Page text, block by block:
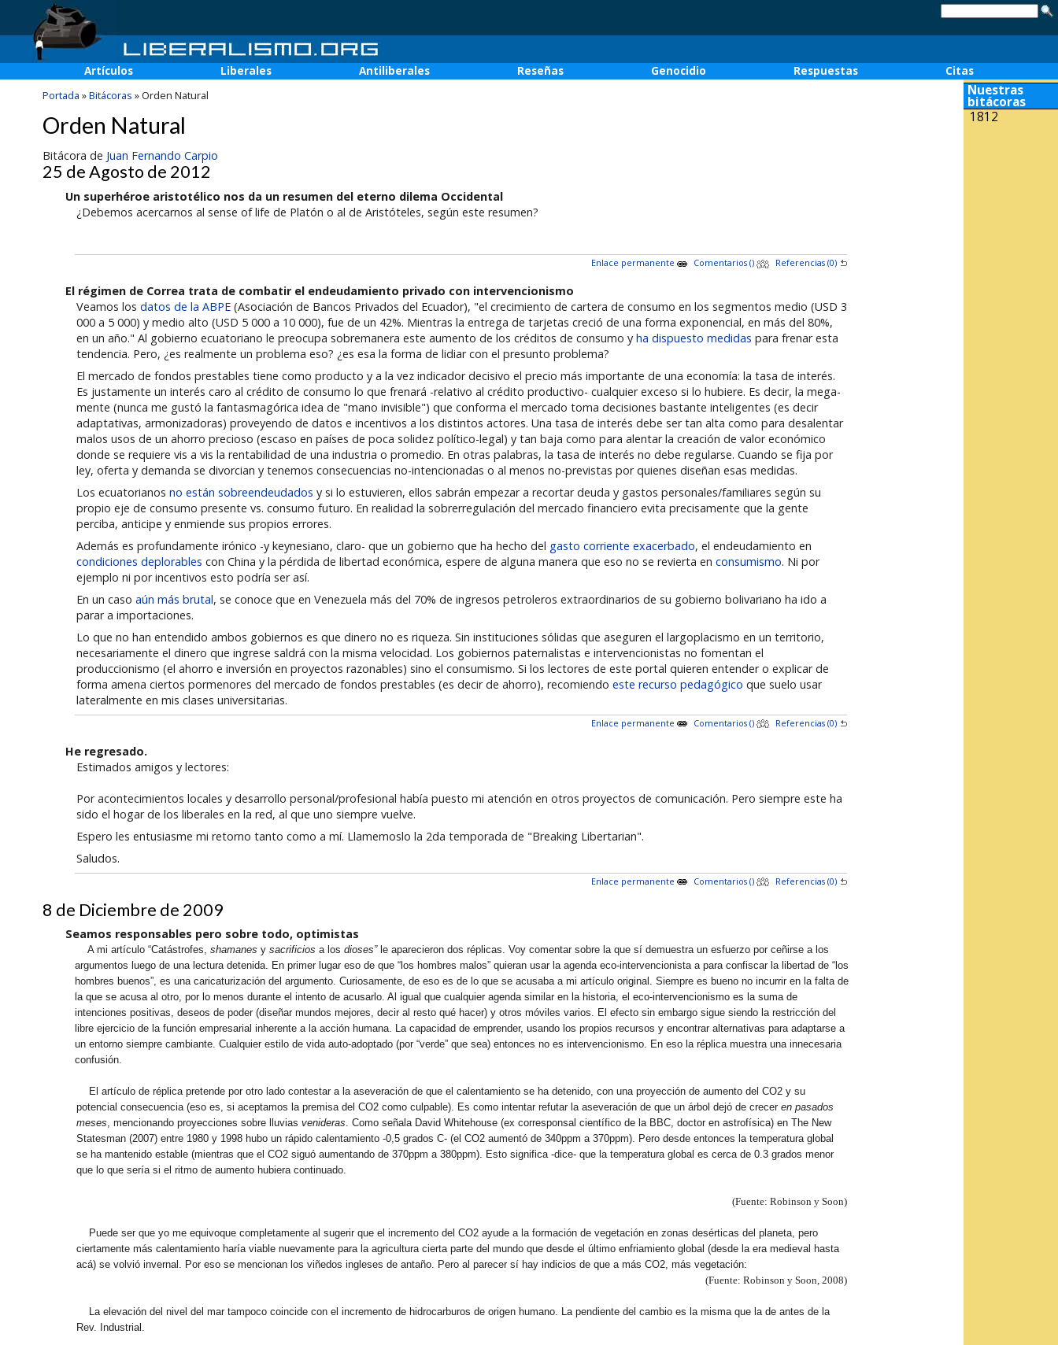
Artículos Liberales Antiliberales Reseñas Genocidio Respuestas
Citas
Portada »Bitácoras »Orden Natural
Orden Natural
Bitácora de Juan Fernando Carpio
25 de Agosto de 2012
Un superhéroe aristotélico nos da un resumen del eterno dilema Occidental
¿Debemos acercarnos al sense of life de Platón o al de Aristóteles, según este resumen?
Enlace permanente Comentarios () Referencias (0)
El régimen de Correa trata de combatir el endeudamiento privado con intervencionismo
Veamos los datos de la ABPE(Asociación de Bancos Privados del Ecuador), "el crecimiento de cartera de consumo en los segmentos medio (USD 3
000 a 5 000) y medio alto (USD 5 000 a 10 000), fue de un 42%. Mientras la entrega de tarjetas creció de una forma exponencial, en más del 80%,
en un año." Al gobierno ecuatoriano le preocupa sobremanera este aumento de los créditos de consumo y ha dispuesto medidas para frenar esta
tendencia. Pero, ¿es realmente un problema eso? ¿es esa la forma de lidiar con el presunto problema?
El mercado de fondos prestables tiene como producto y a la vez indicador decisivo el precio más importante de una economía: la tasa de interés.
Es justamente un interés caro al crédito de consumo lo que frenará -relativo al crédito productivo- cualquier exceso si lo hubiere. Es decir, la mega-
mente (nunca me gustó la fantasmagórica idea de "mano invisible") que conforma el mercado toma decisiones bastante inteligentes (es decir
adaptativas, armonizadoras) proveyendo de datos e incentivos a los distintos actores. Una tasa de interés debe ser tan alta como para desalentar
malos usos de un ahorro precioso (escaso en países de poca solidez político-legal) y tan baja como para alentar la creación de valor económico
donde se requiere vis a vis la rentabilidad de una industria o promedio. En otras palabras, la tasa de interés no debe regularse. Cuando se fija por
ley, oferta y demanda se divorcian y tenemos consecuencias no-intencionadas o al menos no-previstas por quienes diseñan esas medidas.
Los ecuatorianos no están sobreendeudados y si lo estuvieren, ellos sabrán empezar a recortar deuda y gastos personales/familiares según su
propio eje de consumo presente vs. consumo futuro. En realidad la sobrerregulación del mercado financiero evita precisamente que la gente
perciba, anticipe y enmiende sus propios errores.
Además es profundamente irónico -y keynesiano, claro- que un gobierno que ha hecho del gasto corriente exacerbado, el endeudamiento en
condiciones deplorables con China y la pérdida de libertad económica, espere de alguna manera que eso no se revierta en consumismo. Ni por
ejemplo ni por incentivos esto podría ser así.
En un caso aún más brutal, se conoce que en Venezuela más del 70% de ingresos petroleros extraordinarios de su gobierno bolivariano ha ido a
parar a importaciones.
Lo que no han entendido ambos gobiernos es que dinero no es riqueza. Sin instituciones sólidas que aseguren el largoplacismo en un territorio,
necesariamente el dinero que ingrese saldrá con la misma velocidad. Los gobiernos paternalistas e intervencionistas no fomentan el
produccionismo (el ahorro e inversión en proyectos razonables) sino el consumismo. Si los lectores de este portal quieren entender o explicar de
forma amena ciertos pormenores del mercado de fondos prestables (es decir de ahorro), recomiendo este recurso pedagógico que suelo usar
lateralmente en mis clases universitarias.
Enlace permanente Comentarios () Referencias (0)
He regresado.
Estimados amigos y lectores:
Por acontecimientos locales y desarrollo personal/profesional había puesto mi atención en otros proyectos de comunicación. Pero siempre este ha
sido el hogar de los liberales en la red, al que uno siempre vuelve.
Espero les entusiasme mi retorno tanto como a mí. Llamemoslo la 2da temporada de "Breaking Libertarian".
Saludos.
Enlace permanente Comentarios () Referencias (0)
8 de Diciembre de 2009
Seamos responsables pero sobre todo, optimistas
A mi artículo “Catástrofes, shamanes y sacrificios a los dioses” le aparecieron dos réplicas. Voy comentar sobre la que sí demuestra un esfuerzo por ceñirse a los
argumentos luego de una lectura detenida. En primer lugar eso de que “los hombres malos” quieran usar la agenda eco-intervencionista a para confiscar la libertad de “los
hombres buenos”, es una caricaturización del argumento. Curiosamente, de eso es de lo que se acusaba a mi artículo original. Siempre es bueno no incurrir en la falta de
la que se acusa al otro, por lo menos durante el intento de acusarlo. Al igual que cualquier agenda similar en la historia, el eco-intervencionismo es la suma de
intenciones positivas, deseos de poder (diseñar mundos mejores, decir al resto qué hacer) y otros móviles varios. El efecto sin embargo sigue siendo la restricción del
libre ejercicio de la función empresarial inherente a la acción humana. La capacidad de emprender, usando los propios recursos y encontrar alternativas para adaptarse a
un entorno siempre cambiante. Cualquier estilo de vida auto-adoptado (por “verde” que sea) entonces no es intervencionismo. En eso la réplica muestra una innecesaria
confusión.
El artículo de réplica pretende por otro lado contestar a la aseveración de que el calentamiento se ha detenido, con una proyección de aumento del CO2 y su
potencial consecuencia (eso es, si aceptamos la premisa del CO2 como culpable). Es como intentar refutar la aseveración de que un árbol dejó de crecer en pasados
meses, mencionando proyecciones sobre lluvias venideras. Como señala David Whitehouse (ex corresponsal científico de la BBC, doctor en astrofísica) en The New
Statesman (2007) entre 1980 y 1998 hubo un rápido calentamiento -0,5 grados C- (el CO2 aumentó de 340ppm a 370ppm). Pero desde entonces la temperatura global
se ha mantenido estable (mientras que el CO2 siguó aumentando de 370ppm a 380ppm). Esto significa -dice- que la temperatura global es cerca de 0.3 grados menor
que lo que sería si el ritmo de aumento hubiera continuado.
(Fuente: Robinson y Soon)
Puede ser que yo me equivoque completamente al sugerir que el incremento del CO2 ayude a la formación de vegetación en zonas desérticas del planeta, pero
ciertamente más calentamiento haría viable nuevamente para la agricultura cierta parte del mundo que desde el último enfriamiento global (desde la era medieval hasta
acá) se volvió invernal. Por eso se mencionan los viñedos ingleses de antaño. Pero al parecer sí hay indicios de que a más CO2, más vegetación:
(Fuente: Robinson y Soon, 2008)
La elevación del nivel del mar tampoco coincide con el incremento de hidrocarburos de origen humano. La pendiente del cambio es la misma que la de antes de la
Rev. Industrial.
Nuestras
bitácoras
1812